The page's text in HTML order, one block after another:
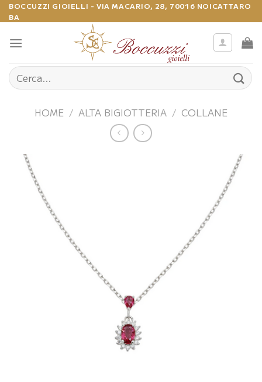
Salta
ai
contenuti
BOCCUZZI GIOIELLI - VIA MACARIO, 28, 70016 NOICATTARO
BA
Cerca:
HOME / ALTA BIGIOTTERIA / COLLANE